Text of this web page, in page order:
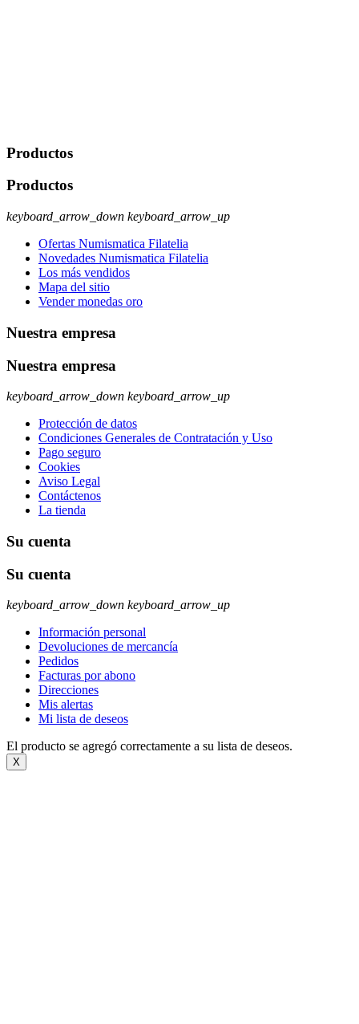
Productos
Productos
keyboard_arrow_down keyboard_arrow_up
Ofertas Numismatica Filatelia
Novedades Numismatica Filatelia
Los más vendidos
Mapa del sitio
Vender monedas oro
Nuestra empresa
Nuestra empresa
keyboard_arrow_down keyboard_arrow_up
Protección de datos
Condiciones Generales de Contratación y Uso
Pago seguro
Cookies
Aviso Legal
Contáctenos
La tienda
Su cuenta
Su cuenta
keyboard_arrow_down keyboard_arrow_up
Información personal
Devoluciones de mercancía
Pedidos
Facturas por abono
Direcciones
Mis alertas
Mi lista de deseos
El producto se agregó correctamente a su lista de deseos.
X